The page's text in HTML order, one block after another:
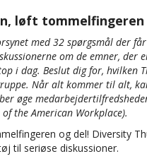
løft
med 32 spørgsmål der
om de emner, der
i dag. Beslut dig for, hvilken
Når alt kommer til alt,
øge
the American Workplace).
og del! Diversity
til seriøse diskussioner.